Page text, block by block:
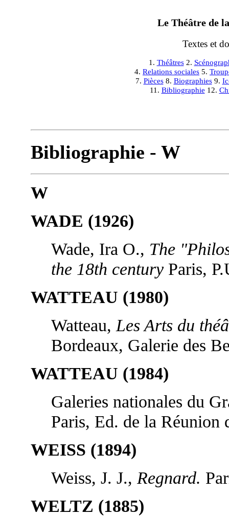
Le Théâtre de
Textes et
1. Théâtres2.
4. Relations sociales 5.
7. Pièces8. Biographies9.
11. Bibliographie 12.
Bibliographie - W
W
WADE (1926)
Wade, Ira O., The
the 18th centuryParis,
WATTEAU (1980)
Watteau, Les Arts du
Bordeaux, Galerie des
WATTEAU (1984)
Galeries nationales du
Paris, Ed. de la Réunion
WEISS (1894)
Weiss, J. J., Regnard.
WELTZ (1885)